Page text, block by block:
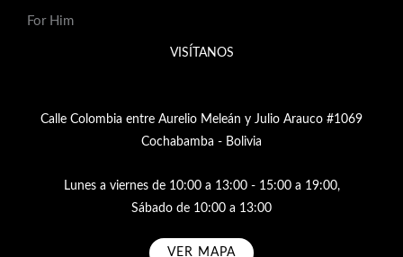
For Him
VISÍTANOS
Calle Colombia entre Aurelio Meleán y Julio Arauco #1069
Cochabamba - Bolivia
Lunes a viernes de 10:00 a 13:00 - 15:00 a 19:00,
Sábado de 10:00 a 13:00
VER MAPA